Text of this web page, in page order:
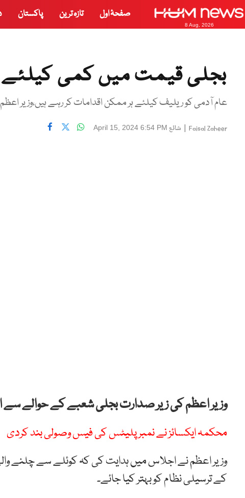
8 Aug, 2026
صفحۂ اول تازہ ترین پاکستان
بجلی قیمت میں کمی
عام آدمی کو ریلیف کیلئے ہر ممکن اقدامات کر رہے ہیں،وزیر اعظم
Faisal Zaheer
| شائع April 15, 2024 6:54 PM
وزیر اعظم کی زیر صدارت بجلی شعبے کے حوالے سے
محکمہ ایکسائز نے نمبر پلیٹس کی فیس وصولی بند کردی
وزیر اعظم نے اجلاس میں ہدایت کی کہ کوئلے سے چلنے
کے ترسیلی نظام کو بہتر کیا جائے۔